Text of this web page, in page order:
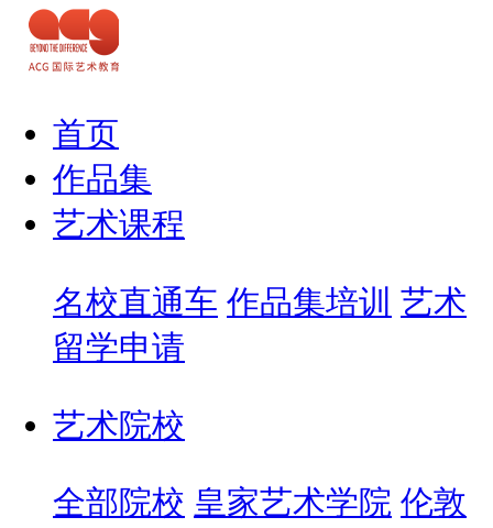
首页
作品集
艺术课程
名校直通车 作品集培训 艺术
留学申请
艺术院校
全部院校 皇家艺术学院 伦敦